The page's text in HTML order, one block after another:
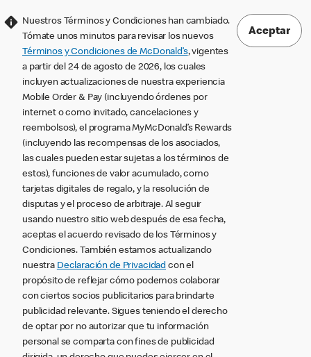
Nuestros Términos y Condiciones han cambiado.
Tómate unos minutos para revisar los nuevos
Términos y Condiciones de McDonald’s, vigentes
a partir del 24 de agosto de 2026, los cuales
incluyen actualizaciones de nuestra experiencia
Mobile Order & Pay (incluyendo órdenes por
internet o como invitado, cancelaciones y
reembolsos), el programa MyMcDonald’s Rewards
(incluyendo las recompensas de los asociados,
las cuales pueden estar sujetas a los términos de
estos), funciones de valor acumulado, como
tarjetas digitales de regalo, y la resolución de
disputas y el proceso de arbitraje. Al seguir
usando nuestro sitio web después de esa fecha,
aceptas el acuerdo revisado de los Términos y
Condiciones. También estamos actualizando
nuestra Declaración de Privacidad con el
propósito de reflejar cómo podemos colaborar
con ciertos socios publicitarios para brindarte
publicidad relevante. Sigues teniendo el derecho
de optar por no autorizar que tu información
personal se comparta con fines de publicidad
Aceptar